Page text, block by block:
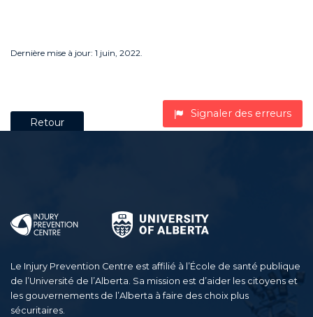
Dernière mise à jour: 1 juin, 2022.
Retour
Signaler des erreurs
Le Injury Prevention Centre est affilié à l’École de santé publique
de l’Université de l’Alberta. Sa mission est d’aider les citoyens et
les gouvernements de l’Alberta à faire des choix plus
sécuritaires.